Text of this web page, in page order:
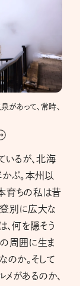
あって、常時、
いるが、北海
ぶ。本州以
育ちの私は昔
別に広大な
、何を隠そう
周囲に生ま
のか。そして
があるのか、